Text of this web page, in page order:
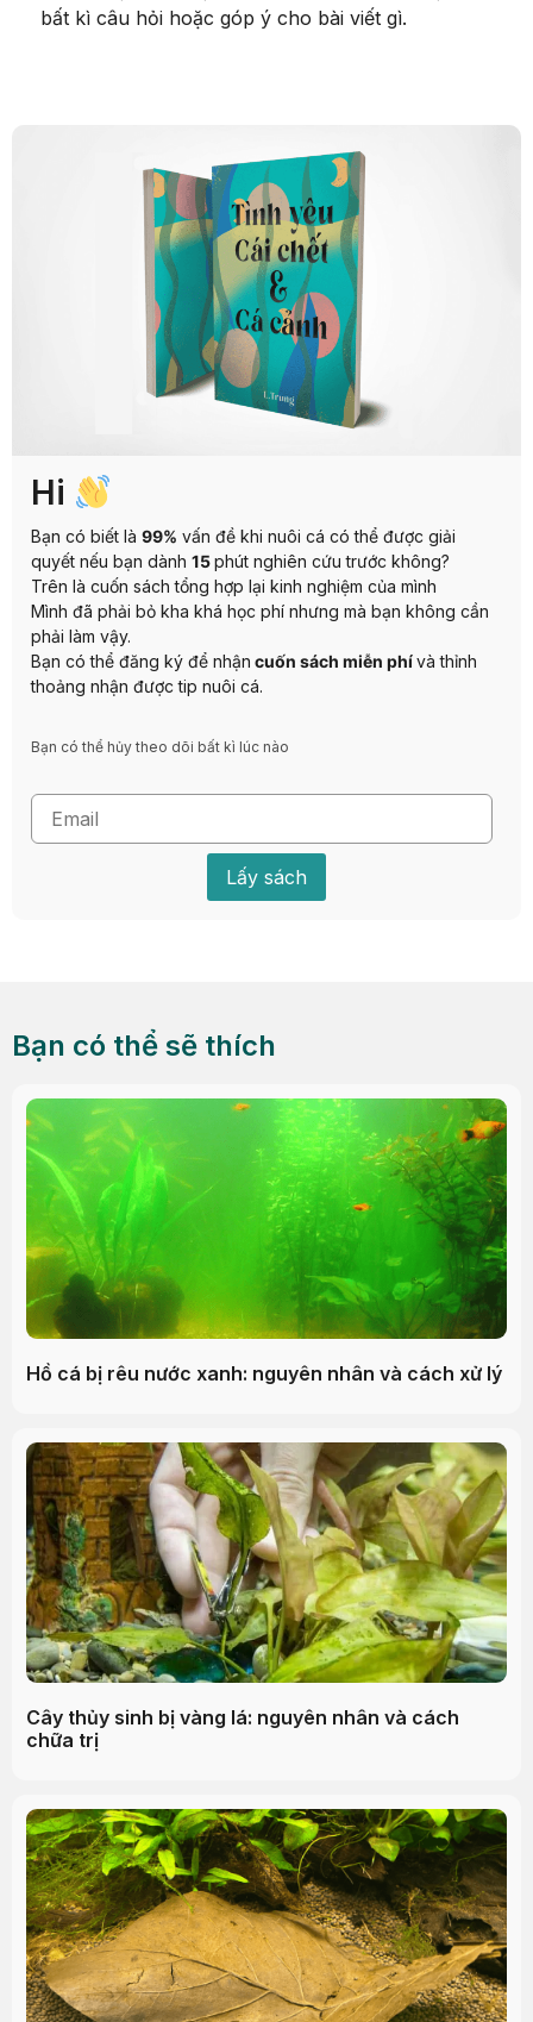
bất kì câu hỏi hoặc góp ý cho bài viết gì.
Hi
Bạn có biết là 99% vấn đề khi nuôi cá có thể được giải
quyết nếu bạn dành 15phút nghiên cứu trước không?
Trên là cuốn sách tổng hợp lại kinh nghiệm của mình
Mình đã phải bỏ kha khá học phí nhưng mà bạn không cần
phải làm vậy.
Bạn có thể đăng ký để nhận cuốn sách miễn phívà thỉnh
thoảng nhận được tip nuôi cá.
Bạn có thể hủy theo dõi bất kì lúc nào
Lấy sách
Bạn có thể sẽ thích
Hồ cá bị rêu nước xanh: nguyên nhân và cách xử lý
Cây thủy sinh bị vàng lá: nguyên nhân và cách
chữa trị